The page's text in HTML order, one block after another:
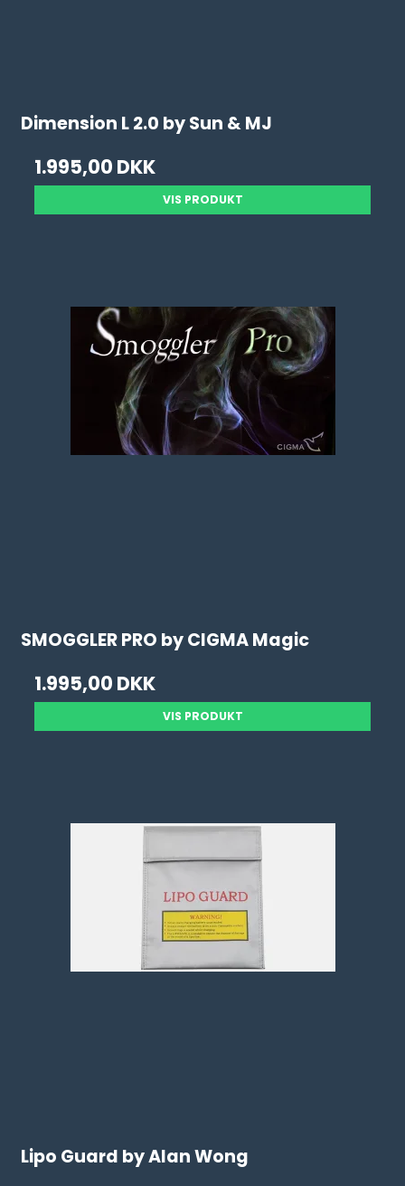
Dimension L 2.0 by Sun & MJ
1.995,00 DKK
VIS PRODUKT
SMOGGLER PRO by CIGMA Magic
1.995,00 DKK
VIS PRODUKT
Lipo Guard by Alan Wong